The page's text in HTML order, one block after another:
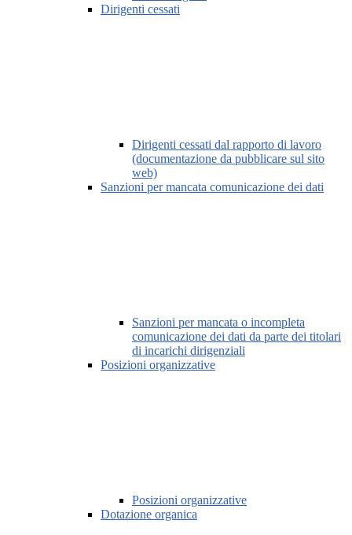
Dirigenti cessati
Dirigenti cessati dal rapporto di lavoro
(documentazione da pubblicare sul sito
web)
Sanzioni per mancata comunicazione dei dati
Sanzioni per mancata o incompleta
comunicazione dei dati da parte dei titolari
di incarichi dirigenziali
Posizioni organizzative
Posizioni organizzative
Dotazione organica